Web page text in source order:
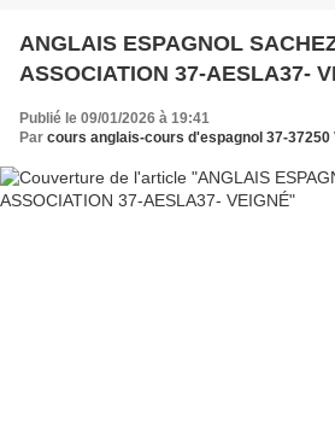
ANGLAIS ESPAGNOL
ASSOCIATION 37-AESLA37-
Publié le 09/01/2026 à 19:41
Par cours anglais-cours d'espagnol 37-37250 VEIGNÉ-PARTICULIERS et PROFESSIONNELS - sachez-langues.fr - CLUB SACHEZ-LANGUES & ASSOCIATION SACHEZ-